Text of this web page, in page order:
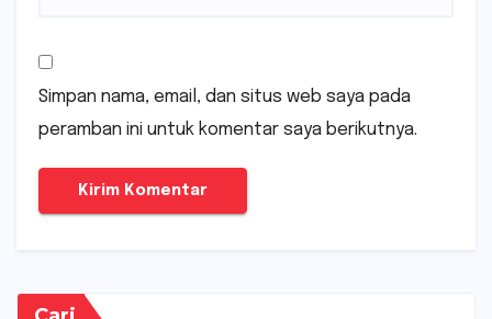
Simpan nama, email, dan situs web saya pada
peramban ini untuk komentar saya berikutnya.